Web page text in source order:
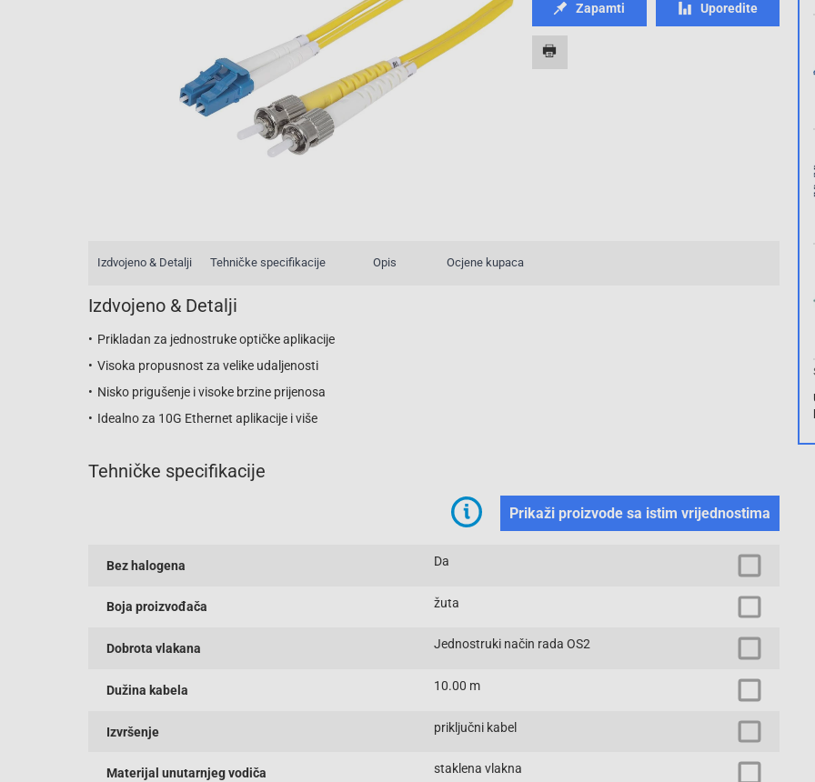
Zapamti Uporedite
Izdvojeno & Detalji Tehničke specifikacije Opis Ocjene kupaca
Izdvojeno & Detalji
Prikladan za jednostruke optičke aplikacije
Visoka propusnost za velike udaljenosti
Nisko prigušenje i visoke brzine prijenosa
Idealno za 10G Ethernet aplikacije i više
Tehničke specifikacije
Prikaži proizvode sa istim vrijednostima
Bez halogena Da
Boja proizvođača žuta
Dobrota vlakana Jednostruki način rada OS2
Dužina kabela 10.00 m
Izvršenje priključni kabel
Materijal unutarnjeg vodiča staklena vlakna